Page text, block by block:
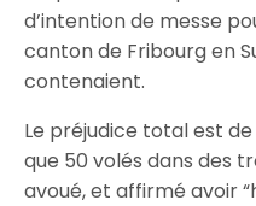
d’intention de messe
canton de Fribourg en
contenaient.
Le préjudice total est
que 50 volés dans des
avoué, et affirmé avoir